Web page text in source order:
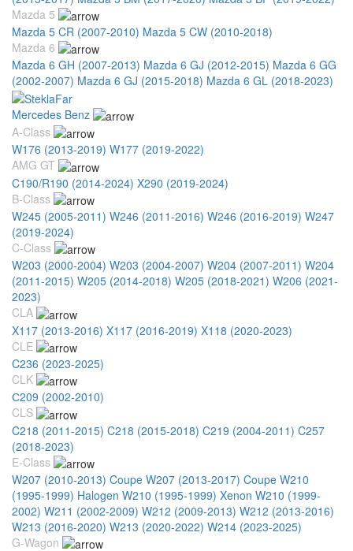
Mazda 5
Mazda 5 CR (2007-2010) Mazda 5 CW (2010-2018)
Mazda 6
Mazda 6 GH (2007-2013) Mazda 6 GJ (2012-2015) Mazda 6 GG
(2002-2007) Mazda 6 GJ (2015-2018) Mazda 6 GL (2018-2023)
Mercedes Benz
A-Class
W176 (2013-2019) W177 (2019-2022)
AMG GT
C190/R190 (2014-2024) X290 (2019-2024)
B-Class
W245 (2005-2011) W246 (2011-2016) W246 (2016-2019) W247
(2019-2024)
C-Class
W203 (2000-2004) W203 (2004-2007) W204 (2007-2011) W204
(2011-2015) W205 (2014-2018) W205 (2018-2021) W206 (2021-
2023)
CLA
X117 (2013-2016) X117 (2016-2019) X118 (2020-2023)
CLE
C236 (2023-2025)
CLK
С209 (2002-2010)
CLS
C218 (2011-2015) C218 (2015-2018) C219 (2004-2011) C257
(2018-2023)
E-Class
W207 (2010-2013) Coupe W207 (2013-2017) Coupe W210
(1995-1999) Halogen W210 (1995-1999) Xenon W210 (1999-
2002) W211 (2002-2009) W212 (2009-2013) W212 (2013-2016)
W213 (2016-2020) W213 (2020-2022) W214 (2023-2025)
G-Wagon